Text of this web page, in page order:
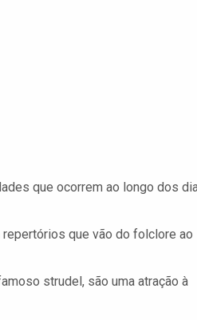
que ocorrem ao longo dos
que vão do folclore ao
strudel, são uma atração à